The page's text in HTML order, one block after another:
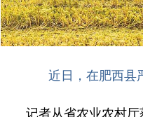
近日，在肥西县
记者从省农业农村厅获